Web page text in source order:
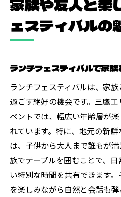
家族や友人と楽
ェスティバルの
ランチフェスティバルで家
ランチフェスティバルは、家
過ごす絶好の機会です。三鷹
ベントでは、幅広い年齢層が
れています。特に、地元の新
は、子供から大人まで誰もが
族でテーブルを囲むことで、
い特別な時間を共有できます
を楽しみながら自然と会話も